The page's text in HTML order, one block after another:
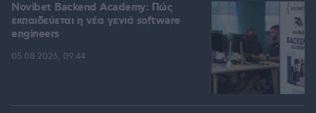
Novibet Backend Academy: Πώς
εκπαιδεύεται η νέα γενιά software
engineers
05.08.2026, 09:44